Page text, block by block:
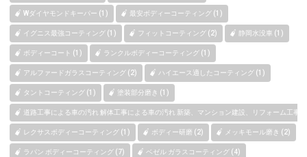
Wダイヤモンドキーパー (1) 最安ボディーコーティング (1)
イグニス最強コーティング (1) フィットコーティング (2) 静岡水没車 (1)
ボディーコート (1) ランクルボディーコーティング (1)
アルファードガラスコーティング (2) ハイエース適したコーティング (1)
タントコーティング (1) 塗装部分磨き (1)
道路工事による車の汚れ 解体工事による車の汚れ 新築、マンション建設、リフォーム工事
レクサスボディーコーティング (1) ボディー研磨 (2) メッキモール磨き (2)
ラパン ボディーコーティング (7) ベゼル ガラスコーティング (4)